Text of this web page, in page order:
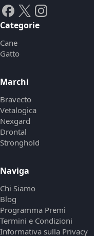
Categorie
Cane
Gatto
Marchi
Bravecto
Vetalogica
Nexgard
Drontal
Stronghold
Naviga
Chi Siamo
Blog
Programma Premi
Termini e Condizioni
Informativa sulla Privacy